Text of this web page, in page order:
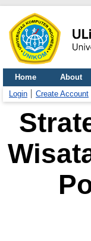
Home About
Login
Create Account